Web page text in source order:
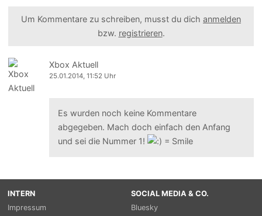
Um Kommentare zu schreiben, musst du dich anmelden
bzw. registrieren.
Xbox Aktuell
25.01.2014, 11:52 Uhr
Es wurden noch keine Kommentare
abgegeben. Mach doch einfach den Anfang
und sei die Nummer 1!
INTERN
Impressum
SOCIAL MEDIA & CO.
Bluesky